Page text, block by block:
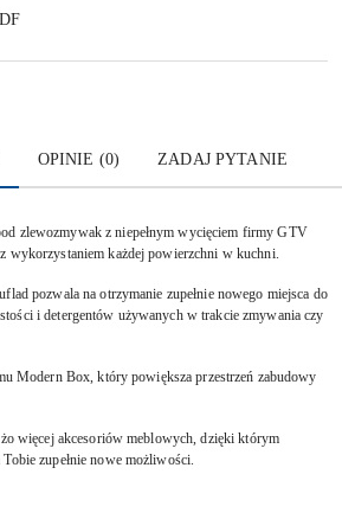
OPINIE (0) ZADAJ PYTANIE
zlewozmywak z niepełnym wycięciem firmy GTV
wykorzystaniem każdej powierzchni w kuchni.
pozwala na otrzymanie zupełnie nowego miejsca do
i detergentów używanych w trakcie zmywania czy
Modern Box, który powiększa przestrzeń zabudowy
więcej akcesoriów meblowych, dzięki którym
zupełnie nowe możliwości.